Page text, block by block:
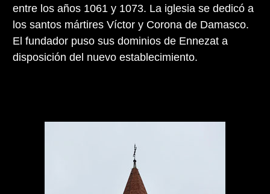
entre los años 1061 y 1073. La iglesia se dedicó a
los santos mártires Víctor y Corona de Damasco.
El fundador puso sus dominios de Ennezat a
disposición del nuevo establecimiento.